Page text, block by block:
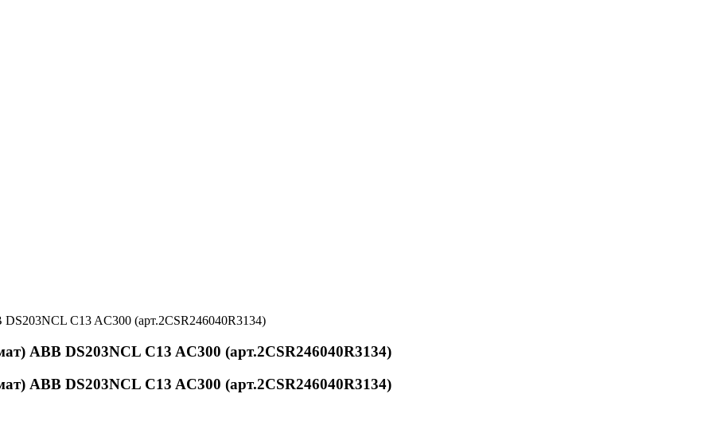
C13 AC300 (арт.2CSR246040R3134)
ABB DS203NCL C13 AC300 (арт.2CSR246040R3134)
ABB DS203NCL C13 AC300 (арт.2CSR246040R3134)